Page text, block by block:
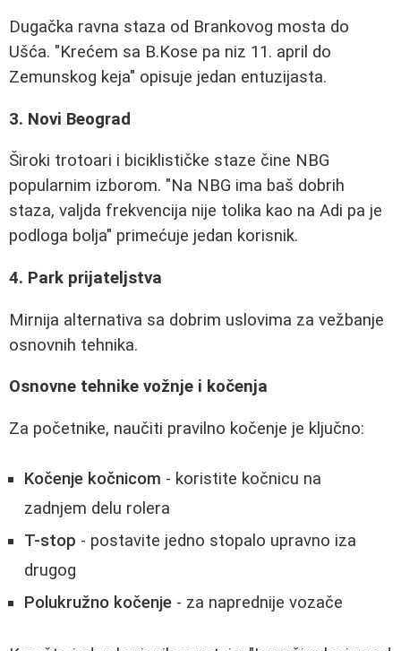
Dugačka ravna staza od Brankovog mosta do
Ušća. "Krećem sa B.Kose pa niz 11. april do
Zemunskog keja" opisuje jedan entuzijasta.
3. Novi Beograd
Široki trotoari i biciklističke staze čine NBG
popularnim izborom. "Na NBG ima baš dobrih
staza, valjda frekvencija nije tolika kao na Adi pa je
podloga bolja" primećuje jedan korisnik.
4. Park prijateljstva
Mirnija alternativa sa dobrim uslovima za vežbanje
osnovnih tehnika.
Osnovne tehnike vožnje i kočenja
Za početnike, naučiti pravilno kočenje je ključno:
Kočenje kočnicom - koristite kočnicu na
zadnjem delu rolera
T-stop - postavite jedno stopalo upravno iza
drugog
Polukružno kočenje - za naprednije vozače